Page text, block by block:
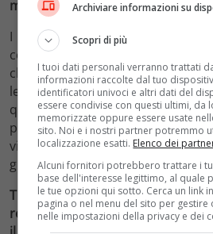
molto internazionale di fare
I musicisti che seguo, osservo e
come ulteriore livello di lettura
che sto provando a fare anche
le canzoni possono essere
quello che sembrano.
pubblico le provo a
visivo. INRI me lo sta
grata abbastanza.
Tieni tutt’ora il piede in due
recitazione e quello della musica.
Archiviare informazioni su
Scopri di più
I tuoi dati personali verranno trattati
informazioni raccolte dal tuo
identificatori univoci e altri dati del
essere condivise con questi ultimi, da
memorizzate oppure essere usate
sito. Noi e i nostri partner potremmo
localizzazione esatti. Elenco dei
Alcuni fornitori potrebbero trattare i
base dell'interesse legittimo, al quale
le tue opzioni qui sotto. Cerca un link
pagina o nel menu del sito per gestire
nelle impostazioni della privacy e dei